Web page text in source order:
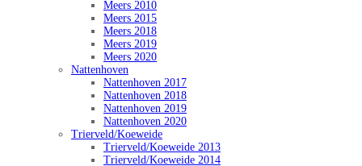
Meers 2010
Meers 2015
Meers 2018
Meers 2019
Meers 2020
Nattenhoven
Nattenhoven 2017
Nattenhoven 2018
Nattenhoven 2019
Nattenhoven 2020
Trierveld/Koeweide
Trierveld/Koeweide 2013
Trierveld/Koeweide 2014